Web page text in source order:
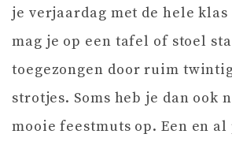
je verjaardag met de hele
mag je op een tafel of stoel
toegezongen door ruim
strotjes. Soms heb je dan ook
mooie feestmuts op. Een en